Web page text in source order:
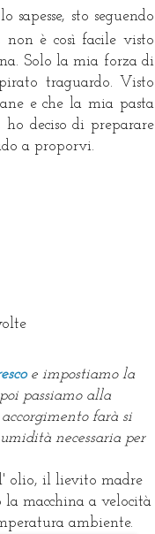
sto seguendo
non è così facile visto
Solo la mia forza di
traguardo. Visto
e che la mia pasta
deciso di preparare
a proporvi.
e impostiamo la
passiamo alla
farà si
necessaria per
olio, il lievito madre
macchina a velocità
ambiente.